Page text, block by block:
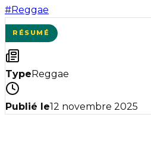
#Reggae
RÉSUMÉ
TypeReggae
Publié le12 novembre 2025